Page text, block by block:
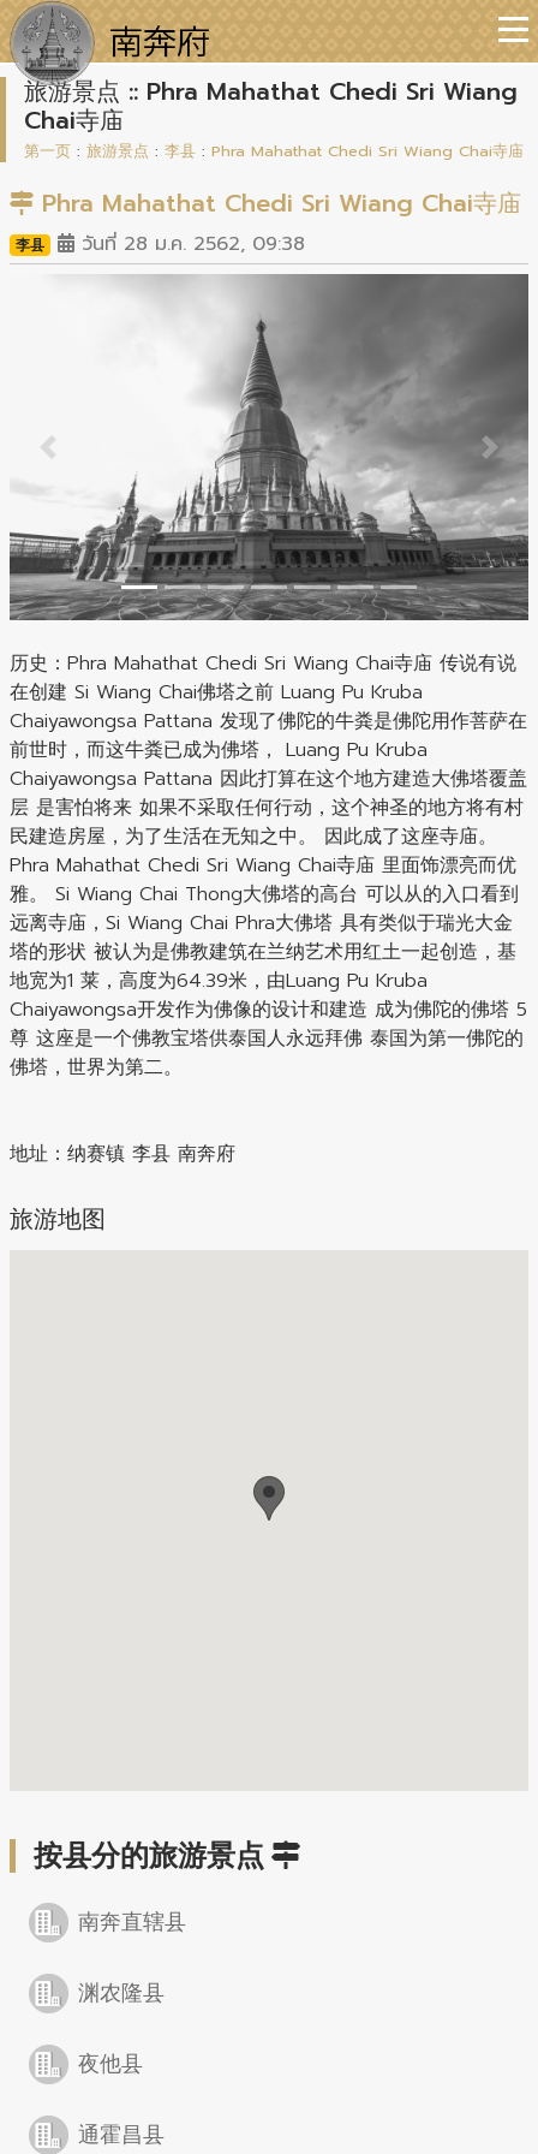
旅游景点 :: Phra Mahathat Chedi Sri Wiang
Chai寺庙
第一页 : 旅游景点 : 李县 : Phra Mahathat Chedi Sri Wiang Chai寺庙
Phra Mahathat Chedi Sri Wiang Chai寺庙
李县 วันที่ 28 ม.ค. 2562, 09:38
Previous Next
历史： Phra Mahathat Chedi Sri Wiang Chai寺庙 传说有说
在创建 Si Wiang Chai佛塔之前 Luang Pu Kruba
Chaiyawongsa Pattana 发现了佛陀的牛粪是佛陀用作菩萨在
前世时，而这牛粪已成为佛塔， Luang Pu Kruba
Chaiyawongsa Pattana 因此打算在这个地方建造大佛塔覆盖
层 是害怕将来 如果不采取任何行动，这个神圣的地方将有村
民建造房屋，为了生活在无知之中。 因此成了这座寺庙。
Phra Mahathat Chedi Sri Wiang Chai寺庙 里面饰漂亮而优
雅。 Si Wiang Chai Thong大佛塔的高台 可以从的入口看到
远离寺庙，Si Wiang Chai Phra大佛塔 具有类似于瑞光大金
塔的形状 被认为是佛教建筑在兰纳艺术用红土一起创造，基
地宽为1 莱，高度为64.39米，由Luang Pu Kruba
Chaiyawongsa开发作为佛像的设计和建造 成为佛陀的佛塔 5
尊 这座是一个佛教宝塔供泰国人永远拜佛 泰国为第一佛陀的
佛塔，世界为第二。
地址： 纳赛镇 李县 南奔府
旅游地图
按县分的旅游景点
南奔直辖县
渊农隆县
夜他县
通霍昌县